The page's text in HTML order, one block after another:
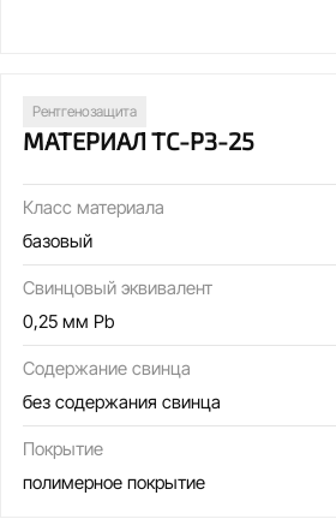
Рентгенозащита
МАТЕРИАЛ ТС-РЗ-25
Класс материала
базовый
Свинцовый эквивалент
0,25 мм Pb
Содержание свинца
без содержания свинца
Покрытие
полимерное покрытие